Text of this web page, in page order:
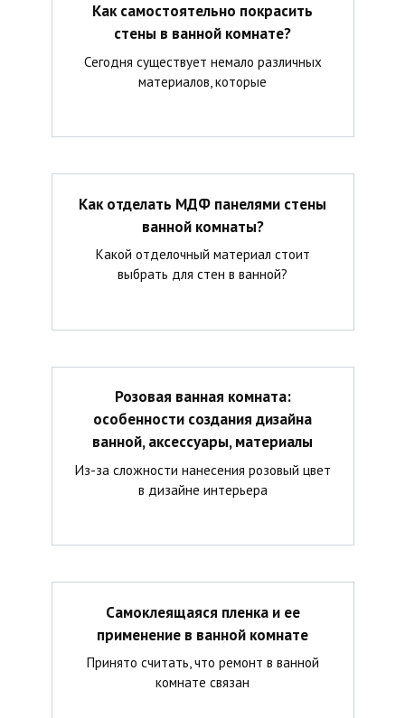
Как самостоятельно покрасить
стены в ванной комнате?
Сегодня существует немало различных
материалов, которые
Как отделать МДФ панелями стены
ванной комнаты?
Какой отделочный материал стоит
выбрать для стен в ванной?
Розовая ванная комната:
особенности создания дизайна
ванной, аксессуары, материалы
Из-за сложности нанесения розовый цвет
в дизайне интерьера
Самоклеящаяся пленка и ее
применение в ванной комнате
Принято считать, что ремонт в ванной
комнате связан